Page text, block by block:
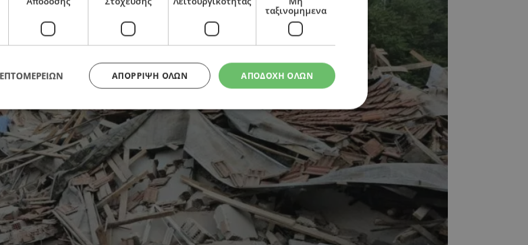
ταξινομημενα
ΑΠΟΔΟΧΗ ΟΛΩΝ
ΑΠΌΡΡΙΨΗ ΌΛΩΝ